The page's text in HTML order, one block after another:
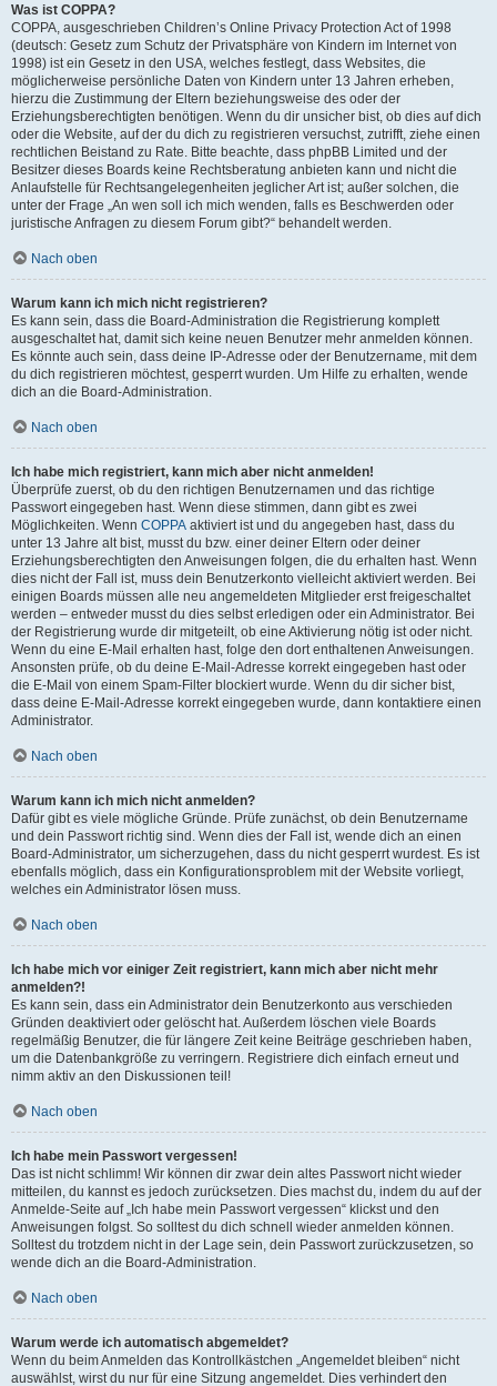
Was ist COPPA?
COPPA, ausgeschrieben Children’s Online Privacy Protection Act of 1998
(deutsch: Gesetz zum Schutz der Privatsphäre von Kindern im Internet von
1998) ist ein Gesetz in den USA, welches festlegt, dass Websites, die
möglicherweise persönliche Daten von Kindern unter 13 Jahren erheben,
hierzu die Zustimmung der Eltern beziehungsweise des oder der
Erziehungsberechtigten benötigen. Wenn du dir unsicher bist, ob dies auf dich
oder die Website, auf der du dich zu registrieren versuchst, zutrifft, ziehe einen
rechtlichen Beistand zu Rate. Bitte beachte, dass phpBB Limited und der
Besitzer dieses Boards keine Rechtsberatung anbieten kann und nicht die
Anlaufstelle für Rechtsangelegenheiten jeglicher Art ist; außer solchen, die
unter der Frage „An wen soll ich mich wenden, falls es Beschwerden oder
juristische Anfragen zu diesem Forum gibt?“ behandelt werden.
Nach oben
Warum kann ich mich nicht registrieren?
Es kann sein, dass die Board-Administration die Registrierung komplett
ausgeschaltet hat, damit sich keine neuen Benutzer mehr anmelden können.
Es könnte auch sein, dass deine IP-Adresse oder der Benutzername, mit dem
du dich registrieren möchtest, gesperrt wurden. Um Hilfe zu erhalten, wende
dich an die Board-Administration.
Nach oben
Ich habe mich registriert, kann mich aber nicht anmelden!
Überprüfe zuerst, ob du den richtigen Benutzernamen und das richtige
Passwort eingegeben hast. Wenn diese stimmen, dann gibt es zwei
Möglichkeiten. Wenn COPPA aktiviert ist und du angegeben hast, dass du
unter 13 Jahre alt bist, musst du bzw. einer deiner Eltern oder deiner
Erziehungsberechtigten den Anweisungen folgen, die du erhalten hast. Wenn
dies nicht der Fall ist, muss dein Benutzerkonto vielleicht aktiviert werden. Bei
einigen Boards müssen alle neu angemeldeten Mitglieder erst freigeschaltet
werden – entweder musst du dies selbst erledigen oder ein Administrator. Bei
der Registrierung wurde dir mitgeteilt, ob eine Aktivierung nötig ist oder nicht.
Wenn du eine E-Mail erhalten hast, folge den dort enthaltenen Anweisungen.
Ansonsten prüfe, ob du deine E-Mail-Adresse korrekt eingegeben hast oder
die E-Mail von einem Spam-Filter blockiert wurde. Wenn du dir sicher bist,
dass deine E-Mail-Adresse korrekt eingegeben wurde, dann kontaktiere einen
Administrator.
Nach oben
Warum kann ich mich nicht anmelden?
Dafür gibt es viele mögliche Gründe. Prüfe zunächst, ob dein Benutzername
und dein Passwort richtig sind. Wenn dies der Fall ist, wende dich an einen
Board-Administrator, um sicherzugehen, dass du nicht gesperrt wurdest. Es ist
ebenfalls möglich, dass ein Konfigurationsproblem mit der Website vorliegt,
welches ein Administrator lösen muss.
Nach oben
Ich habe mich vor einiger Zeit registriert, kann mich aber nicht mehr
anmelden?!
Es kann sein, dass ein Administrator dein Benutzerkonto aus verschieden
Gründen deaktiviert oder gelöscht hat. Außerdem löschen viele Boards
regelmäßig Benutzer, die für längere Zeit keine Beiträge geschrieben haben,
um die Datenbankgröße zu verringern. Registriere dich einfach erneut und
nimm aktiv an den Diskussionen teil!
Nach oben
Ich habe mein Passwort vergessen!
Das ist nicht schlimm! Wir können dir zwar dein altes Passwort nicht wieder
mitteilen, du kannst es jedoch zurücksetzen. Dies machst du, indem du auf der
Anmelde-Seite auf „Ich habe mein Passwort vergessen“ klickst und den
Anweisungen folgst. So solltest du dich schnell wieder anmelden können.
Solltest du trotzdem nicht in der Lage sein, dein Passwort zurückzusetzen, so
wende dich an die Board-Administration.
Nach oben
Warum werde ich automatisch abgemeldet?
Wenn du beim Anmelden das Kontrollkästchen „Angemeldet bleiben“ nicht
auswählst, wirst du nur für eine Sitzung angemeldet. Dies verhindert den